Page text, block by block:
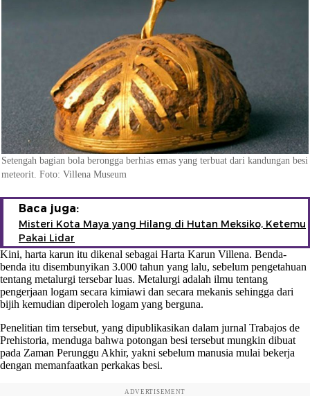
Setengah bagian bola berongga berhias emas yang terbuat dari kandungan besi
meteorit. Foto: Villena Museum
Baca juga:
Misteri Kota Maya yang Hilang di Hutan Meksiko, Ketemu
Pakai Lidar
Kini, harta karun itu dikenal sebagai Harta Karun Villena. Benda-
benda itu disembunyikan 3.000 tahun yang lalu, sebelum pengetahuan
tentang metalurgi tersebar luas. Metalurgi adalah ilmu tentang
pengerjaan logam secara kimiawi dan secara mekanis sehingga dari
bijih kemudian diperoleh logam yang berguna.
Penelitian tim tersebut, yang dipublikasikan dalam jurnal Trabajos de
Prehistoria, menduga bahwa potongan besi tersebut mungkin dibuat
pada Zaman Perunggu Akhir, yakni sebelum manusia mulai bekerja
dengan memanfaatkan perkakas besi.
ADVERTISEMENT